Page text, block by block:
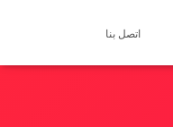
اتصل بنا